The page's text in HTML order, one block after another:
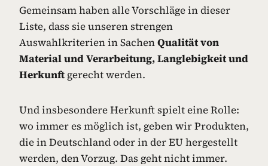
Gemeinsam haben alle Vorschläge in dieser
Liste, dass sie unseren strengen
Auswahlkriterien in SachenQualität von
Material und Verarbeitung, Langlebigkeit und
Herkunft gerecht werden.
Und insbesondere Herkunft spielt eine Rolle:
wo immer es möglich ist, geben wir Produkten,
die in Deutschland oder in der EU hergestellt
werden, den Vorzug. Das geht nicht immer.